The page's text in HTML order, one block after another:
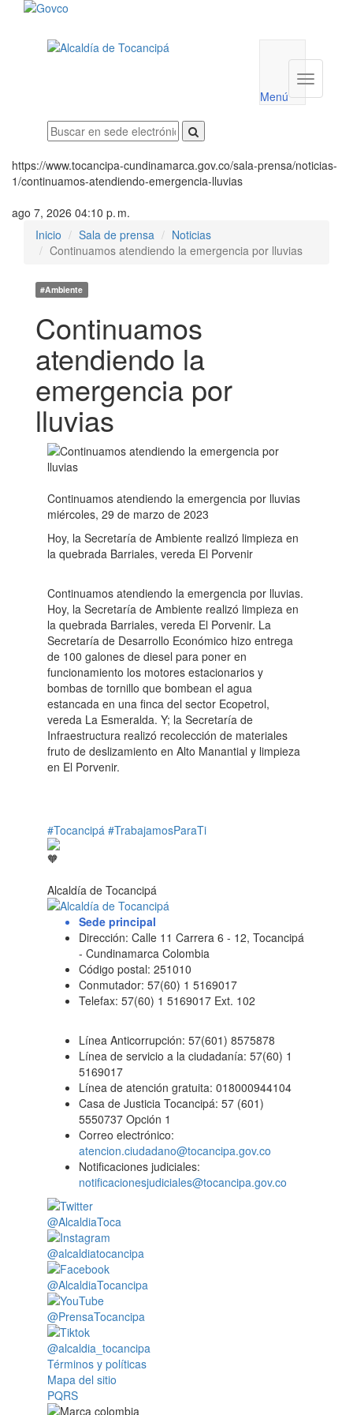
utilidades
Menú
Menú
https://www.tocancipa-cundinamarca.gov.co/sala-prensa/noticias-
1/continuamos-atendiendo-emergencia-lluvias
ago 7, 2026 04:10 p. m.
Inicio
Sala de prensa
Noticias
Continuamos atendiendo la emergencia por lluvias
#Ambiente
Continuamos
atendiendo la
emergencia por
lluvias
Continuamos atendiendo la emergencia por lluvias
miércoles, 29 de marzo de 2023
Hoy, la Secretaría de Ambiente realizó limpieza en
la quebrada Barriales, vereda El Porvenir
Continuamos atendiendo la emergencia por lluvias.
Hoy, la Secretaría de Ambiente realizó limpieza en
la quebrada Barriales, vereda El Porvenir. La
Secretaría de Desarrollo Económico hizo entrega
de 100 galones de diesel para poner en
funcionamiento los motores estacionarios y
bombas de tornillo que bombean el agua
estancada en una finca del sector Ecopetrol,
vereda La Esmeralda. Y; la Secretaría de
Infraestructura realizó recolección de materiales
fruto de deslizamiento en Alto Manantial y limpieza
en El Porvenir.
#Tocancipá #TrabajamosParaTi
Alcaldía de Tocancipá
Sede principal
Dirección: Calle 11 Carrera 6 - 12, Tocancipá
- Cundinamarca Colombia
Código postal: 251010
Conmutador: 57(60) 1 5169017
Telefax: 57(60) 1 5169017 Ext. 102
Línea Anticorrupción: 57(601) 8575878
Línea de servicio a la ciudadanía: 57(60) 1
5169017
Línea de atención gratuita: 018000944104
Casa de Justicia Tocancipá: 57 (601)
5550737 Opción 1
Correo electrónico:
atencion.ciudadano@tocancipa.gov.co
Notificaciones judiciales:
notificacionesjudiciales@tocancipa.gov.co
@AlcaldiaToca
@alcaldiatocancipa
@AlcaldiaTocancipa
@PrensaTocancipa
@alcaldia_tocancipa
Términos y políticas
Mapa del sitio
PQRS